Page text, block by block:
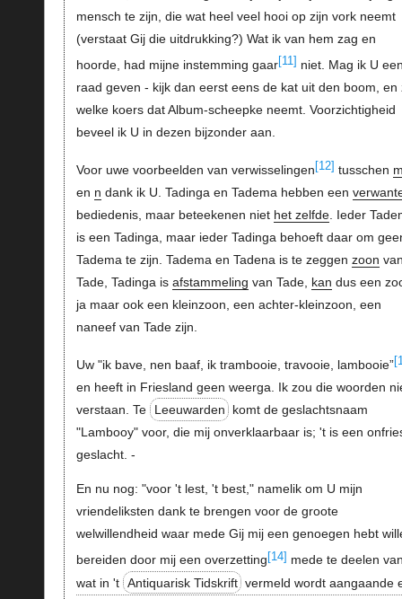
mensch te zijn, die wat heel veel hooi op zijn vork neemt
(verstaat Gij die uitdrukking?) Wat ik van hem zag en
hoorde, had mijne instemming gaar[11] niet. Mag ik U
raad geven - kijk dan eerst eens de kat uit den boom, en
welke koers dat Album-scheepke neemt. Voorzichtigheid
beveel ik U in dezen bijzonder aan.
Voor uwe voorbeelden van verwisselingen [12] tusschen
en n dank ik U. Tadinga en Tadema hebben een
bediedenis, maar beteekenen niet het zelfde. Ieder
is een Tadinga, maar ieder Tadinga behoeft daar om
Tadema te zijn. Tadema en Tadena is te zeggen zoon
Tade, Tadinga is afstammeling van Tade, kan dus een
ja maar ook een kleinzoon, een achter-kleinzoon, een
naneef van Tade zijn.
Uw "ik bave, nen baaf, ik trambooie, travooie, lambooie”
en heeft in Friesland geen weerga. Ik zou die woorden
verstaan. Te
Leeuwarden
komt de geslachtsnaam
"Lambooy" voor, die mij onverklaarbaar is; 't is een
geslacht. -
En nu nog: "voor 't lest, 't best," namelik om U mijn
vriendeliksten dank te brengen voor de groote
welwillendheid waar mede Gij mij een genoegen hebt
bereiden door mij een overzetting [14] mede te deelen
wat in 't Antiquarisk Tidskrift vermeld wordt aangaande